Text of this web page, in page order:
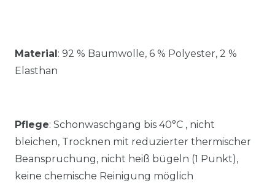
Material: 92 % Baumwolle, 6 % Polyester, 2 %
Elasthan
Pflege: Schonwaschgang bis 40°C , nicht
bleichen, Trocknen mit reduzierter thermischer
Beanspruchung, nicht heiß bügeln (1 Punkt),
keine chemische Reinigung möglich